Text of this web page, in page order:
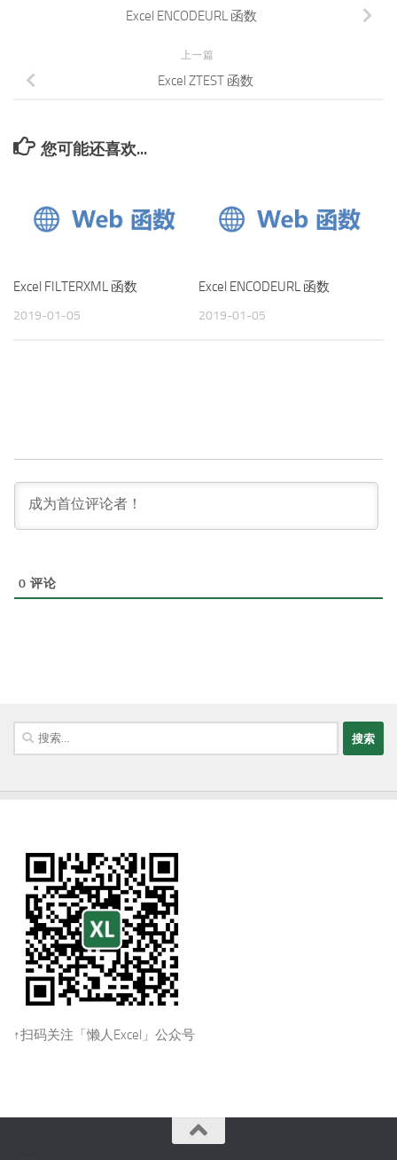
Excel ENCODEURL 函数
上一篇
Excel ZTEST 函数
您可能还喜欢...
Excel FILTERXML 函数
2019-01-05
Excel ENCODEURL 函数
2019-01-05
0 评论
搜
索：
↑扫码关注「懒人Excel」公众号